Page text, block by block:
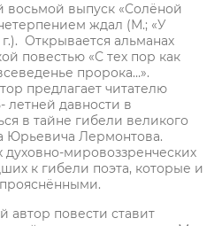
выпуск «Солёной
ждал (М.; «У
Открывается альманах
повестью «С тех пор как
пророка…».
предлагает читателю
летней давности в
в тайне гибели великого
Юрьевича Лермонтова.
духовно-мировоззренческих
к гибели поэта, которые и
автор повести ставит